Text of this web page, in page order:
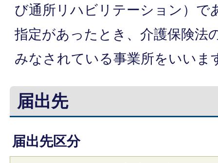
び通所リハビリテーション）で
指定があったとき、介護保険法
みなされている事業所をいいま
届出先
届出先区分